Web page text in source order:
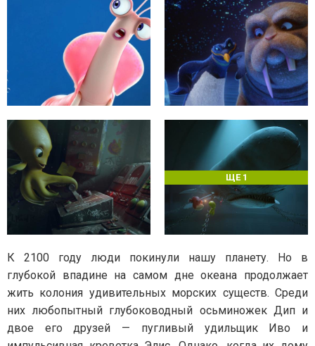
ЩЕ 1
К 2100 году люди покинули нашу планету. Но в
глубокой впадине на самом дне океана продолжает
жить колония удивительных морских существ. Среди
них любопытный глубоководный осьминожек Дип и
двое его друзей — пугливый удильщик Иво и